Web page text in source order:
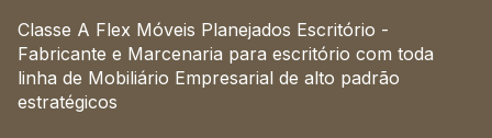
Classe A Flex Móveis Planejados Escritório -
Fabricante e Marcenaria para escritório com toda
linha de Mobiliário Empresarial de alto padrão
estratégicos